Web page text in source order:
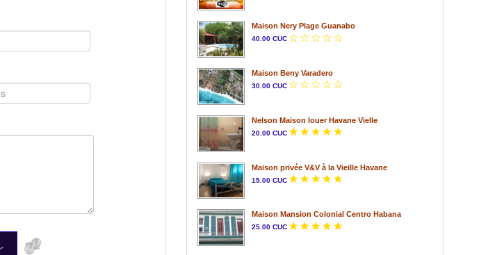
Maison Nery Plage Guanabo
40.00 CUC
Maison Beny Varadero
30.00 CUC
Nelson Maison louer Havane Vielle
20.00 CUC
Maison privée V&V à la Vieille Havane
15.00 CUC
Maison Mansion Colonial Centro Habana
25.00 CUC